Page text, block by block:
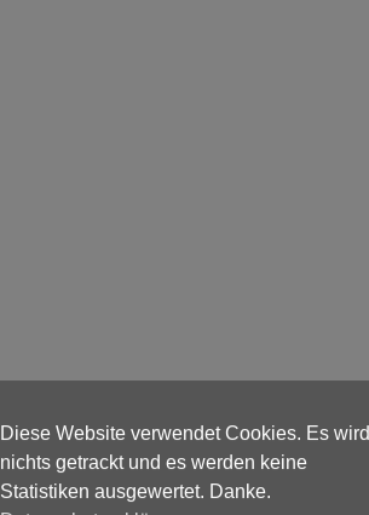
Diese Website verwendet Cookies. Es wird
nichts getrackt und es werden keine
Statistiken ausgewertet. Danke.